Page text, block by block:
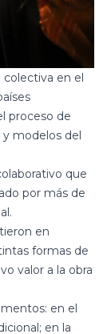
colectiva en el
proceso de
modelos del
que
por más de
en
formas de
valor a la obra
en el
en la